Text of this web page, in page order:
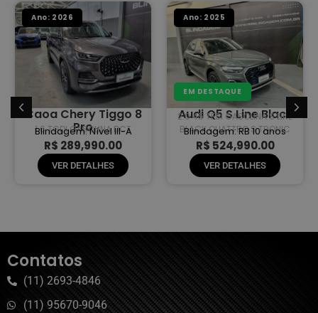
Ano: 2026
Caoa Chery Tiggo 8
Pro
1.6 TGDI GASOLINA DCT
Blindagem: Nível III-A
R$ 289,990.00
VER DETALHES
Ano: 2025
EM DESTAQUE
Audi Q5 S Line Black
2.0 45 TFSI GASOLINA S LINE
BLACK QUATTRO S TRONIC
Blindagem: RB 10 anos
R$ 524,990.00
VER DETALHES
Contatos
(11) 2693-4846
(11) 95670-9046